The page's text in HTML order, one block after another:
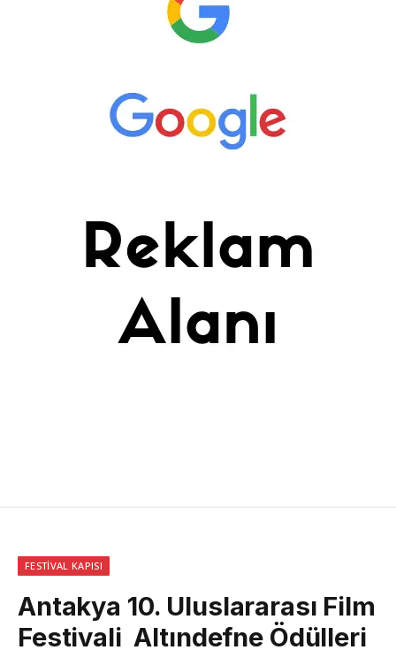
FESTIVAL KAPISI
Antakya 10. Uluslararası Film
Festivali Altındefne Ödülleri